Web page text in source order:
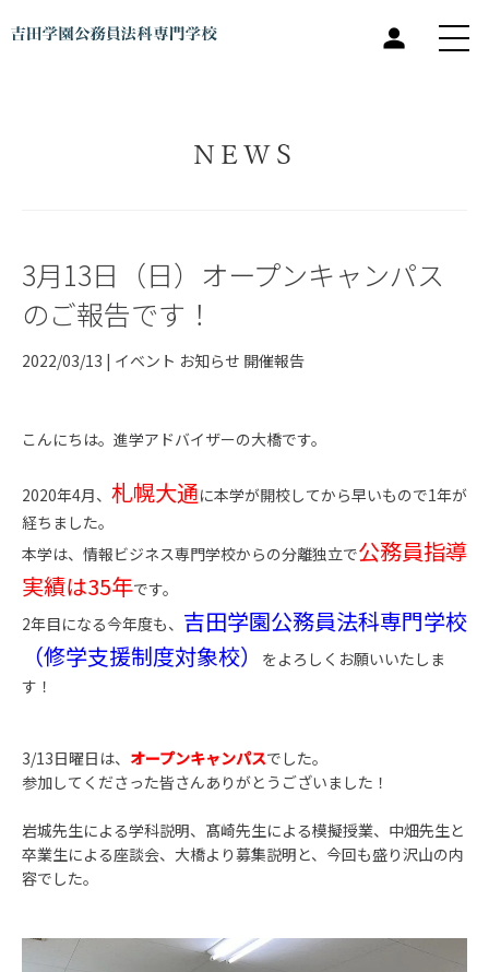
NEWS
3月13日（日）オープンキャンパス
のご報告です！
2022/03/13 | イベント お知らせ 開催報告
こんにちは。進学アドバイザーの大橋です。
2020年4月、 札幌大通に本学が開校してから早いもので1年が
経ちました。
本学は、情報ビジネス専門学校からの分離独立で公務員指導
実績は35年です。
2年目になる今年度も、 吉田学園公務員法科専門学校
（修学支援制度対象校）
をよろしくお願いいたしま
す！
3/13日曜日は、 オープンキャンパスでした。
参加してくださった皆さんありがとうございました！
岩城先生による学科説明、髙崎先生による模擬授業、中畑先生と
卒業生による座談会、大橋より募集説明と、今回も盛り沢山の内
容でした。